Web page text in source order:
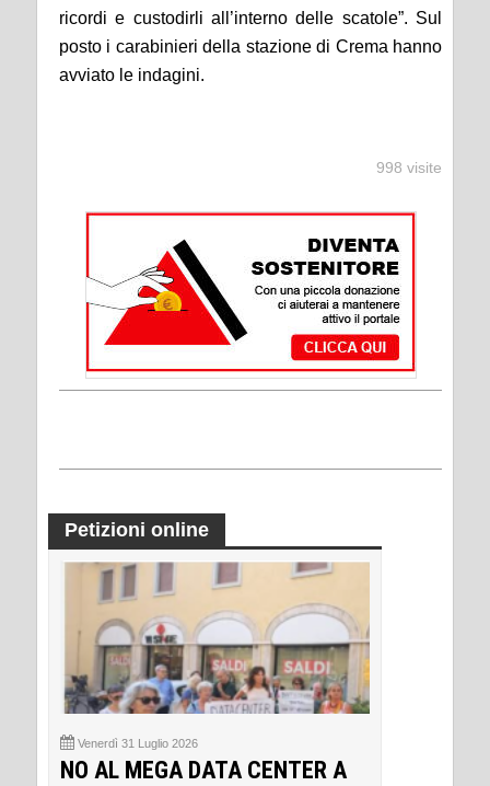
ricordi e custodirli all’interno delle scatole”. Sul
posto i carabinieri della stazione di Crema hanno
avviato le indagini.
998 visite
Petizioni online
Venerdì 31 Luglio 2026
NO AL MEGA DATA CENTER A